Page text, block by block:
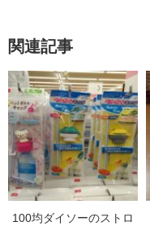
関連記事
100均ダイソーのストロ